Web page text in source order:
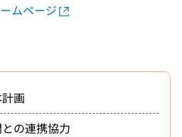
ムページ
画
の連携協力